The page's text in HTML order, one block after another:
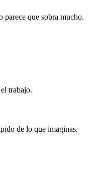
parece que sobra mucho.
trabajo.
de lo que imaginas.